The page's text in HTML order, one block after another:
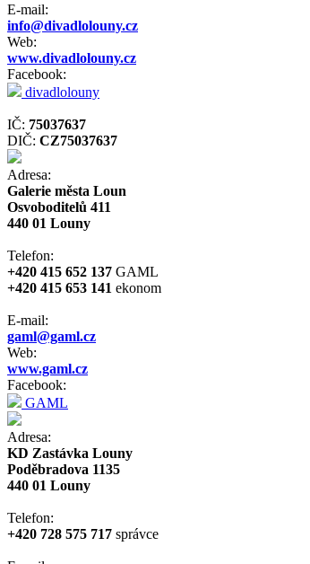
E-mail:
info@divadlolouny.cz
Web:
www.divadlolouny.cz
Facebook:
divadlolouny
IČ: 75037637
DIČ: CZ75037637
Adresa:
Galerie města Loun
Osvoboditelů 411
440 01 Louny
Telefon:
+420 415 652 137 GAML
+420 415 653 141 ekonom
E-mail:
gaml@gaml.cz
Web:
www.gaml.cz
Facebook:
GAML
Adresa:
KD Zastávka Louny
Poděbradova 1135
440 01 Louny
Telefon:
+420 728 575 717 správce